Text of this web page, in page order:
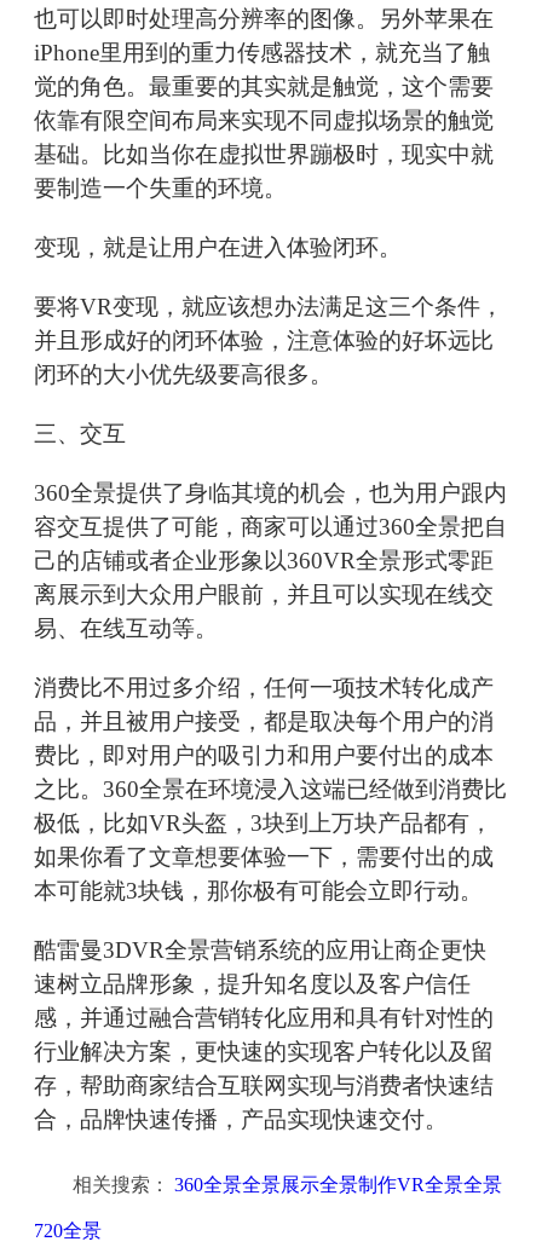
也可以即时处理高分辨率的图像。另外苹果在
iPhone里用到的重力传感器技术，就充当了触
觉的角色。最重要的其实就是触觉，这个需要
依靠有限空间布局来实现不同虚拟场景的触觉
基础。比如当你在虚拟世界蹦极时，现实中就
要制造一个失重的环境。
变现，就是让用户在进入体验闭环。
要将VR变现，就应该想办法满足这三个条件，
并且形成好的闭环体验，注意体验的好坏远比
闭环的大小优先级要高很多。
三、交互
360全景提供了身临其境的机会，也为用户跟内
容交互提供了可能，商家可以通过360全景把自
己的店铺或者企业形象以360VR全景形式零距
离展示到大众用户眼前，并且可以实现在线交
易、在线互动等。
消费比不用过多介绍，任何一项技术转化成产
品，并且被用户接受，都是取决每个用户的消
费比，即对用户的吸引力和用户要付出的成本
之比。360全景在环境浸入这端已经做到消费比
极低，比如VR头盔，3块到上万块产品都有，
如果你看了文章想要体验一下，需要付出的成
本可能就3块钱，那你极有可能会立即行动。
酷雷曼3DVR全景营销系统的应用让商企更快
速树立品牌形象，提升知名度以及客户信任
感，并通过融合营销转化应用和具有针对性的
行业解决方案，更快速的实现客户转化以及留
存，帮助商家结合互联网实现与消费者快速结
合，品牌快速传播，产品实现快速交付。
相关搜索： 360全景全景展示全景制作VR全景全景
720全景